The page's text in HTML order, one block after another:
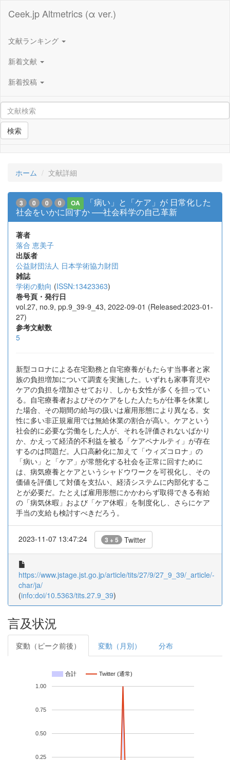
Ceek.jp Altmetrics (α ver.)
文献ランキング
新着文献
新着投稿
検索
ホーム 文献詳細
3 0 0 0 OA
「病い」と「ケア」が 日常化した
社会をいかに回すか ──社会科学の自己革新
著者
落合 恵美子
出版者
公益財団法人 日本学術協力財団
雑誌
学術の動向 (ISSN:13423363)
巻号頁・発行日
vol.27, no.9, pp.9_39-9_43, 2022-09-01 (Released:2023-01-
27)
参考文献数
5
新型コロナによる在宅勤務と自宅療養がもたらす当事者と家
族の負担増加について調査を実施した。いずれも家事育児や
ケアの負担を増加させており、しかも女性が多くを担ってい
る。自宅療養者およびそのケアをした人たちが仕事を休業し
た場合、その期間の給与の扱いは雇用形態により異なる。女
性に多い非正規雇用では無給休業の割合が高い。ケアという
社会的に必要な労働をした人が、それを評価されないばかり
か、かえって経済的不利益を被る「ケアペナルティ」が存在
するのは問題だ。人口高齢化に加えて「ウィズコロナ」の
「病い」と「ケア」が常態化する社会を正常に回すために
は、病気療養とケアというシャドウワークを可視化し、その
価値を評価して対価を支払い、経済システムに内部化するこ
とが必要だ。たとえば雇用形態にかかわらず取得できる有給
の「病気休暇」および「ケア休暇」を制度化し、さらにケア
手当の支給も検討すべきだろう。
2023-11-07 13:47:24 3 + 5 Twitter
https://www.jstage.jst.go.jp/article/tits/27/9/27_9_39/_article/-
char/ja/
(info:doi/10.5363/tits.27.9_39)
言及状況
変動（ピーク前後） 変動（月別） 分布
合計 Twitter (通常)
0.25
0.50
0.75
1.00